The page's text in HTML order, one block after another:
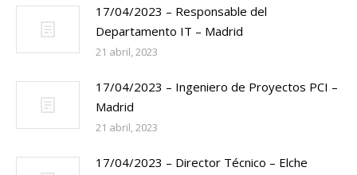
17/04/2023 – Responsable del
Departamento IT – Madrid
21 abril, 2023
17/04/2023 – Ingeniero de Proyectos PCI –
Madrid
21 abril, 2023
17/04/2023 – Director Técnico – Elche